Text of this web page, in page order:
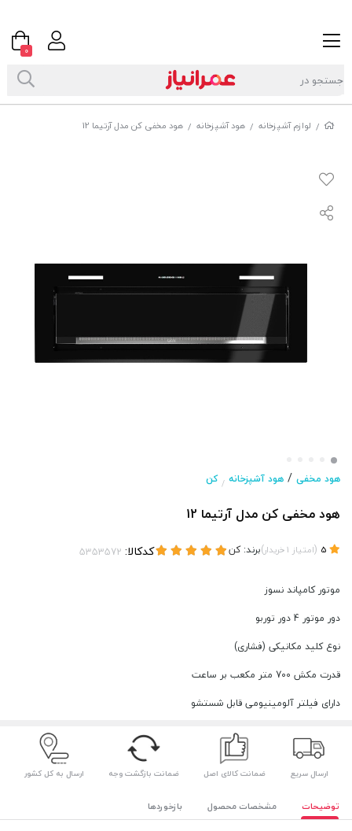
/ لوازم آشپزخانه / هود آشپزخانه / هود مخفی کن مدل آرتیما 12
هود مخفی / هود آشپزخانه / کن
هود مخفی کن مدل آرتیما 12
(امتیاز 1خریدار)برند:کن کدکالا:
موتور کامپاند نسوز
دور موتور 4 دور توربو
نوع کلید مکانیکی (فشاری)
قدرت مکش 700 متر مکعب بر ساعت
دارای فیلتر آلومینیومی قابل شستشو
ارسال سریع ضمانت کالای اصل ضمانت بازگشت وجه ارسال به کل کشور
توضیحات مشخصات محصول بازخوردها
0